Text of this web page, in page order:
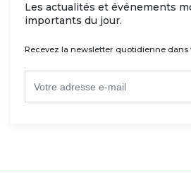
Les actualités et événements
importants du jour.
Recevez la newsletter quotidienne dans